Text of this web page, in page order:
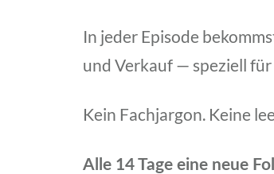
In jeder Episode
und Verkauf — speziell
Kein Fachjargon. Keine
Alle 14 Tage eine neue